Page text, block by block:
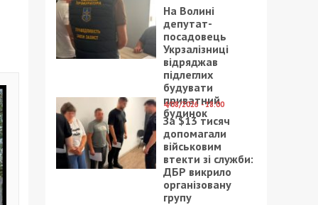
На Волині
депутат-
посадовець
Укрзалізниці
відряджав
підлеглих
будувати
приватний
будинок
4/08/2026 - 18:00
За $13 тисяч
допомагали
військовим
втекти зі служби:
ДБР викрило
організовану
групу